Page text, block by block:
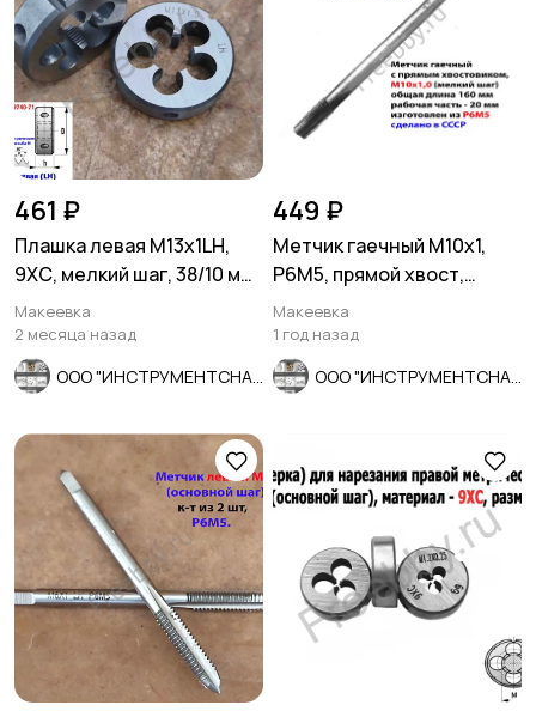
461 ₽
Плашка левая М13х1LH,
9ХС, мелкий шаг, 38/10 мм,
ГОСТ 7740-71
Макеевка
2 месяца назад
449 ₽
Метчик гаечный М10х1,
Р6М5, прямой хвост,
160/20 мм, мелк шаг,
СССР.
Макеевка
1 год назад